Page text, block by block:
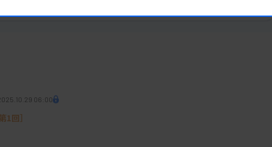
てくる医師が増えました。主な内容は検出
は、炎症の状態や検鏡で確認された推定菌
。アドバイスした症例は、カルテで経過を
について強く認識することができました。
06:00
回］